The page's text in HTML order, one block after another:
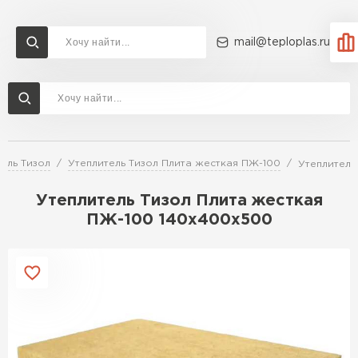
mail@teploplas.ru
Тизол Утеплитель Тизол Плита жесткая ПЖ-100
Утеплитель Тизол Плита жесткая
ПЖ-100 140х400х500
Доставка и оплата
Утеплитель Ветонит
ПЕРЕЙТИ
Утеплитель Технониколь
Утеплитель Rockwool